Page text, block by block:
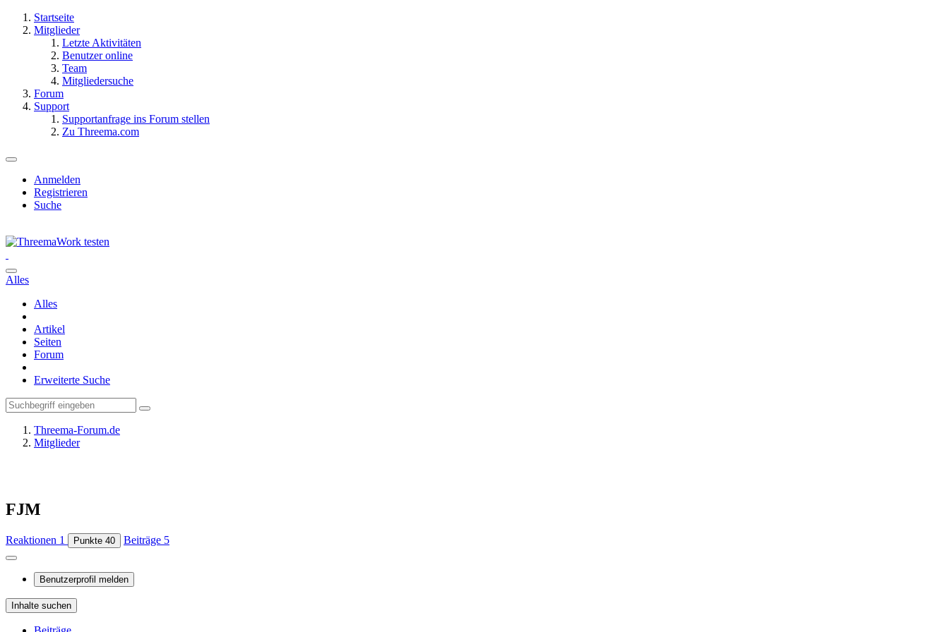
Startseite
Mitglieder
Letzte Aktivitäten
Benutzer online
Team
Mitgliedersuche
Forum
Support
Supportanfrage ins Forum stellen
Zu Threema.com
Anmelden
Registrieren
Suche
Alles
Alles
Artikel
Seiten
Forum
Erweiterte Suche
Threema-Forum.de
Mitglieder
FJM
Reaktionen 1 Punkte 40 Beiträge 5
Benutzerprofil melden
Inhalte suchen